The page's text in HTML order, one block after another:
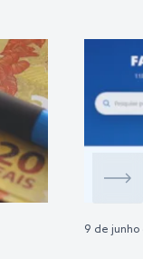
9 de